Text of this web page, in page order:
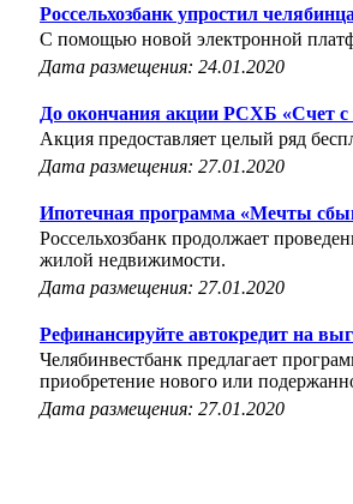
Россельхозбанк упростил
С помощью новой электронной
Дата размещения: 24.01.2020
До окончания акции РСХБ «Счет с
Акция предоставляет целый ряд
Дата размещения: 27.01.2020
Ипотечная программа «Мечты
Россельхозбанк продолжает
жилой недвижимости.
Дата размещения: 27.01.2020
Рефинансируйте автокредит на
Челябинвестбанк предлагает
приобретение нового или
Дата размещения: 27.01.2020